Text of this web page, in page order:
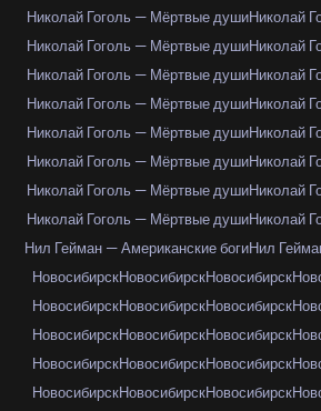
Николай Гоголь — Мёртвые душиНиколай
Николай Гоголь — Мёртвые душиНиколай
Николай Гоголь — Мёртвые душиНиколай
Николай Гоголь — Мёртвые душиНиколай
Николай Гоголь — Мёртвые душиНиколай
Николай Гоголь — Мёртвые душиНиколай
Николай Гоголь — Мёртвые душиНиколай
Николай Гоголь — Мёртвые душиНиколай
Нил Гейман — Американские богиНил
НовосибирскНовосибирскНовосибирск
НовосибирскНовосибирскНовосибирск
НовосибирскНовосибирскНовосибирск
НовосибирскНовосибирскНовосибирск
НовосибирскНовосибирскНовосибирск